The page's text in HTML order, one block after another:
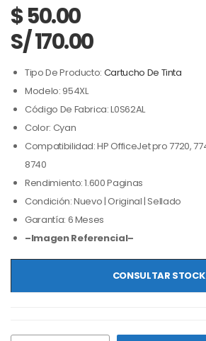
$50.00
S/ 170.00
Tipo De Producto: Cartucho De Tinta
Modelo: 954XL
Código De Fabrica: L0S62AL
Color: Cyan
Compatibilidad: HP OfficeJet pro 7720,
8740
Rendimiento: 1.600 Paginas
Condición: Nuevo | Original | Sellado
Garantía: 6 Meses
–Imagen Referencial–
CONSULTAR STOCK